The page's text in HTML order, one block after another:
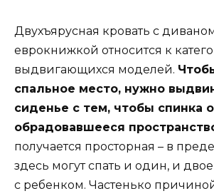
Двухъярусная кровать с
еврокнижкой относится к
выдвигающихся моделей.
спальное место, нужно
сиденье с тем, чтобы спинка
обрадовавшееся
получается просторная – в
здесь могут спать и один, и
с ребенком. Частенько